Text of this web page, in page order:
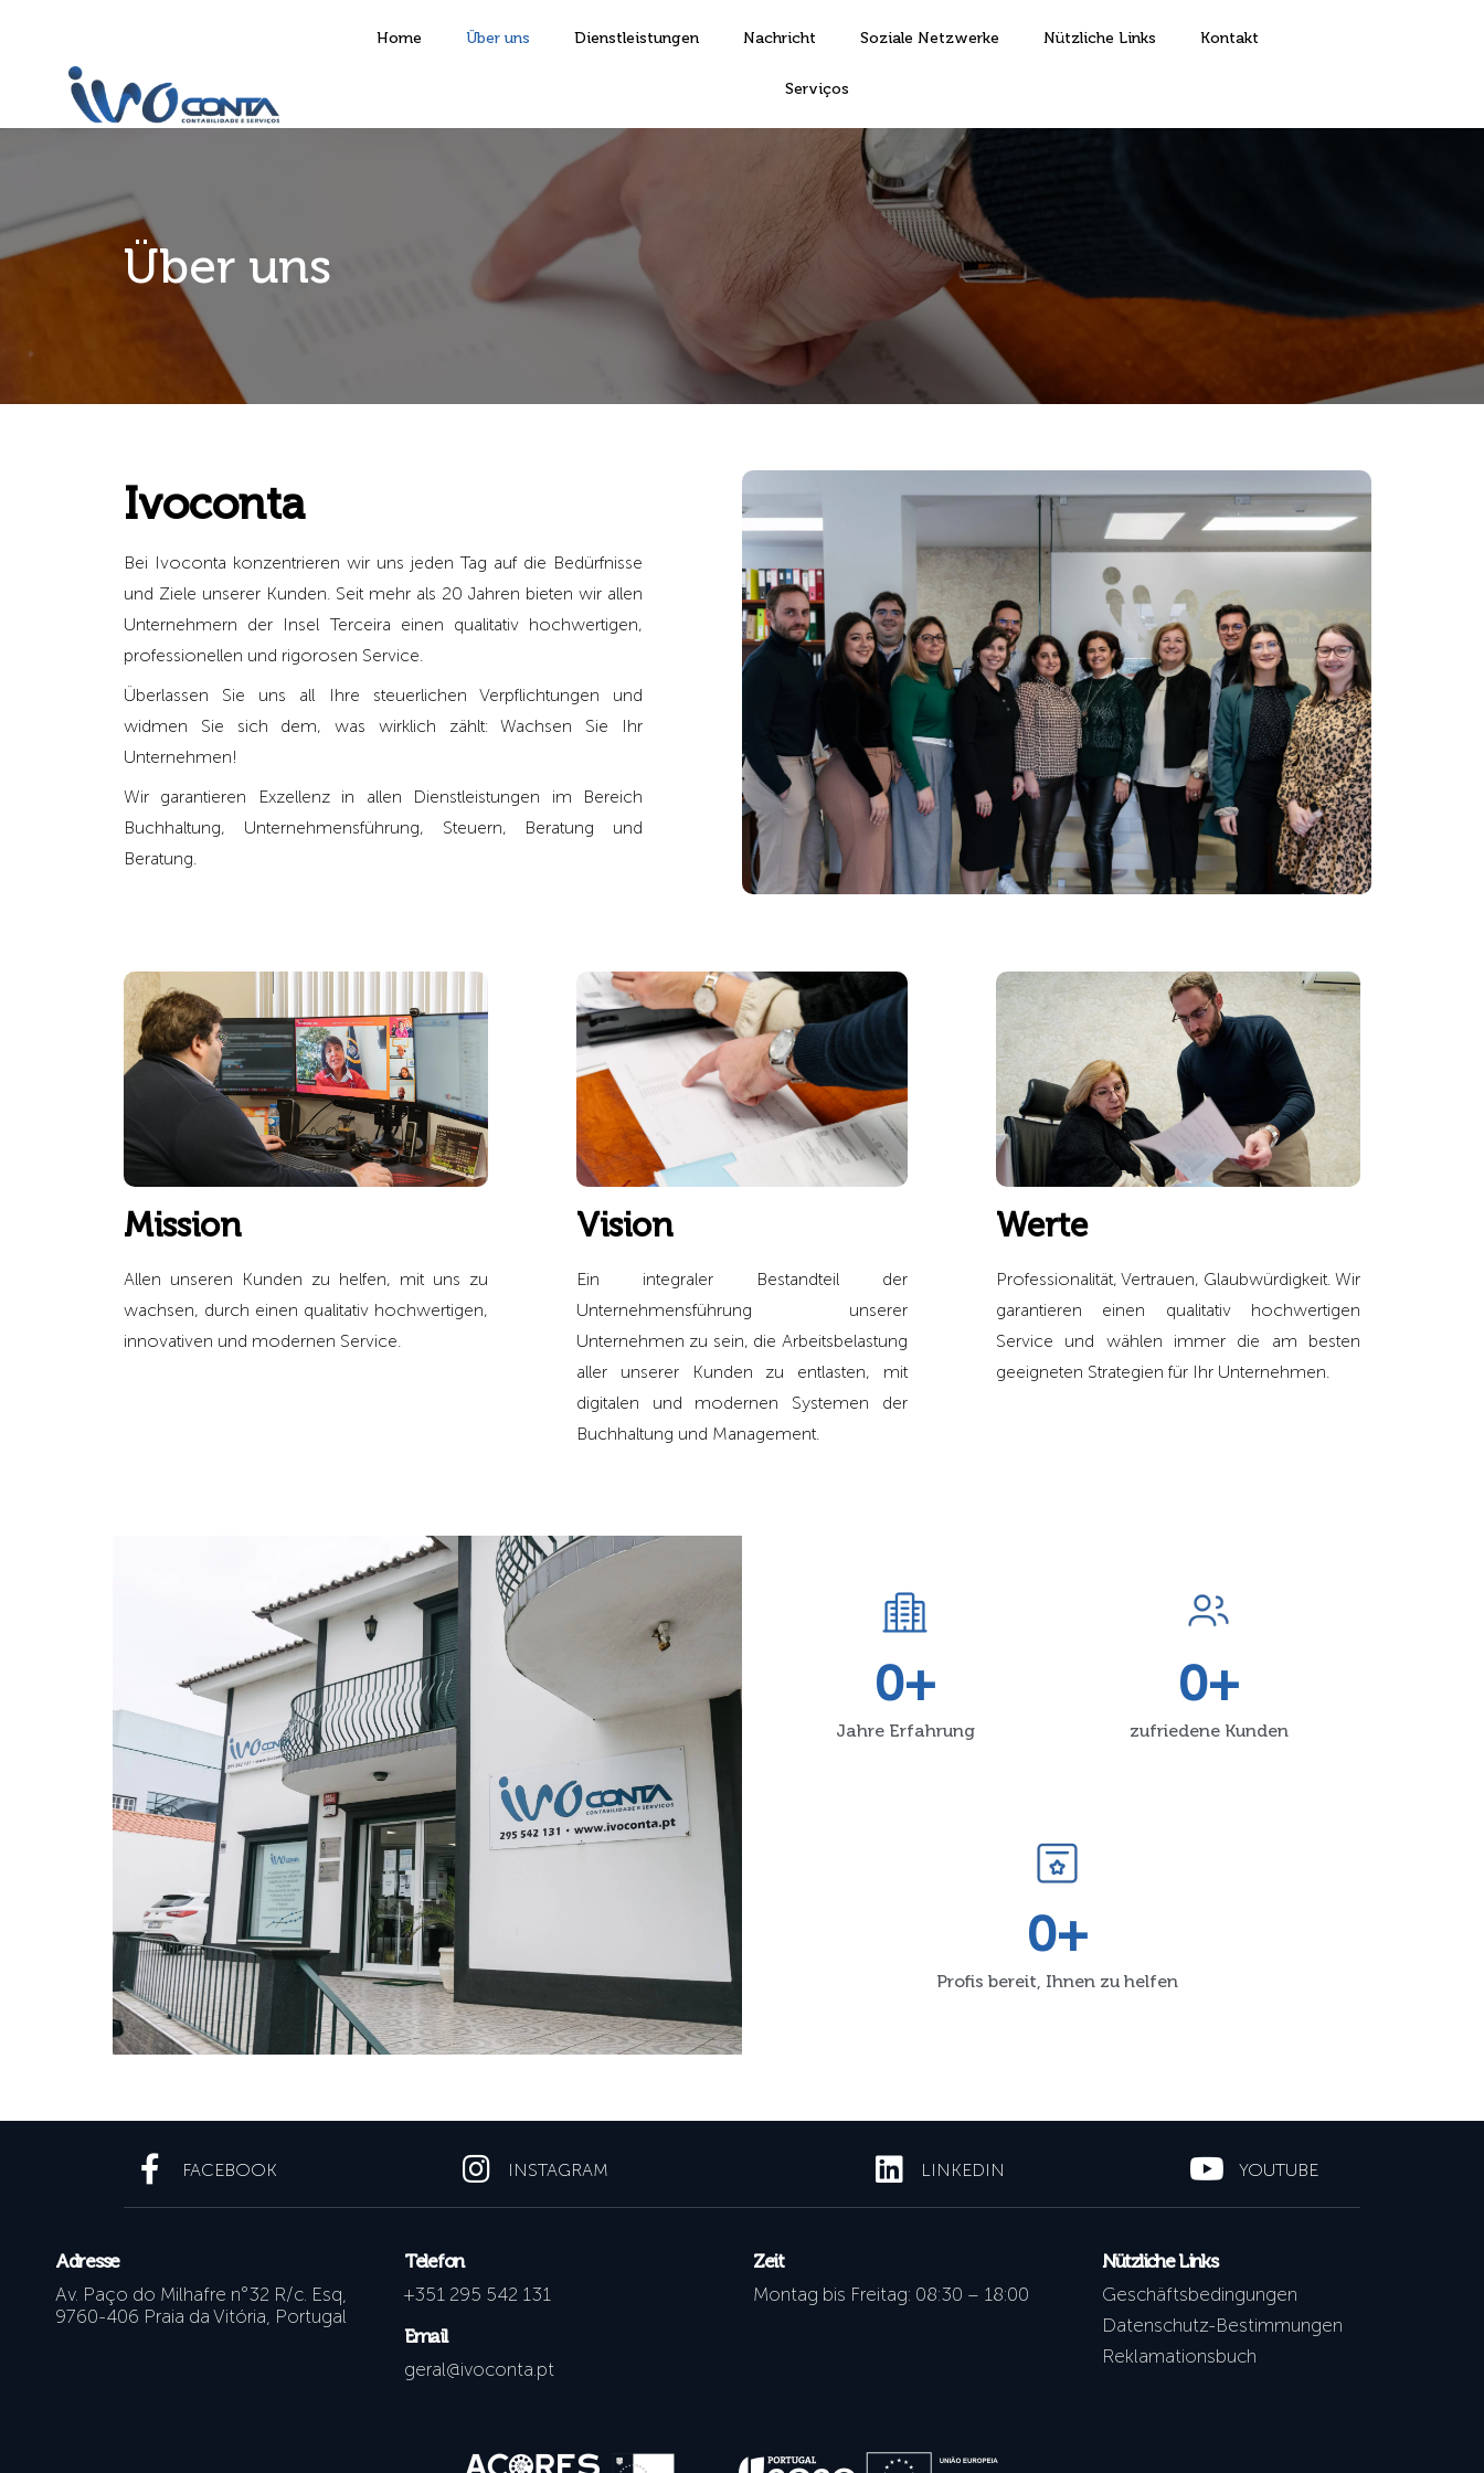
Home Über uns Dienstleistungen Nachricht Soziale Netzwerke Nützliche Links Kontakt
Serviços
Über uns
Ivoconta
Bei Ivoconta konzentrieren wir uns jeden Tag auf die Bedürfnisse
und Ziele unserer Kunden. Seit mehr als 20 Jahren bieten wir allen
Unternehmern der Insel Terceira einen qualitativ hochwertigen,
professionellen und rigorosen Service.
Überlassen Sie uns all Ihre steuerlichen Verpflichtungen und
widmen Sie sich dem, was wirklich zählt: Wachsen Sie Ihr
Unternehmen!
Wir garantieren Exzellenz in allen Dienstleistungen im Bereich
Buchhaltung, Unternehmensführung, Steuern, Beratung und
Beratung.
Mission
Allen unseren Kunden zu helfen, mit uns zu
wachsen, durch einen qualitativ hochwertigen,
innovativen und modernen Service.
Vision
Ein integraler Bestandteil der
Unternehmensführung unserer
Unternehmen zu sein, die Arbeitsbelastung
aller unserer Kunden zu entlasten, mit
digitalen und modernen Systemen der
Buchhaltung und Management.
Werte
Professionalität, Vertrauen, Glaubwürdigkeit. Wir
garantieren einen qualitativ hochwertigen
Service und wählen immer die am besten
geeigneten Strategien für Ihr Unternehmen.
0+
Jahre Erfahrung
0+
zufriedene Kunden
0+
Profis bereit, Ihnen zu helfen
FACEBOOK INSTAGRAM LINKEDIN YOUTUBE
Adresse
Av. Paço do Milhafre n°32 R/c. Esq,
9760-406 Praia da Vitória, Portugal
Telefon
+351 295 542 131
Email
geral@ivoconta.pt
Zeit
Montag bis Freitag: 08:30 – 18:00
Nützliche Links
Geschäftsbedingungen
Datenschutz-Bestimmungen
Reklamationsbuch